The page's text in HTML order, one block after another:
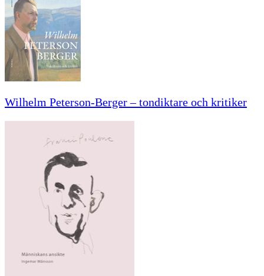
Wilhelm Peterson-Berger – tondiktare och kritiker